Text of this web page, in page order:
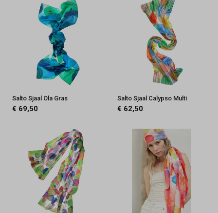
Salto Sjaal Ola Gras
€ 69,50
Salto Sjaal Calypso Multi
€ 62,50